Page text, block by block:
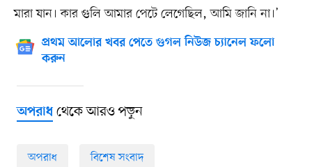
মারা যান। কার গুলি আমার পেটে লেগেছিল, আমি জানি না।’
প্রথম আলোর খবর পেতে গুগল নিউজ চ্যানেল ফলো
করুন
অপরাধথেকে আরও পড়ুন
অপরাধ বিশেষ সংবাদ